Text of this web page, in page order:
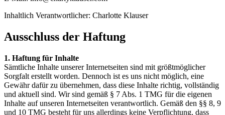
Inhaltlich Verantwortlicher: Charlotte Klauser
Ausschluss der Haftung
1. Haftung für Inhalte
Sämtliche Inhalte unserer Internetseiten sind mit größtmöglicher
Sorgfalt erstellt worden. Dennoch ist es uns nicht möglich, eine
Gewähr dafür zu übernehmen, dass diese Inhalte richtig, vollständig
und aktuell sind. Wir sind gemäß § 7 Abs. 1 TMG für die eigenen
Inhalte auf unseren Internetseiten verantwortlich. Gemäß den §§ 8, 9
und 10 TMG besteht für uns allerdings keine Verpflichtung, dass